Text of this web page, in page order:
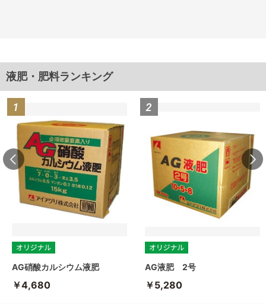
液肥・肥料ランキング
AG硝酸カルシウム液肥
￥4,680
AG液肥 2号
￥5,280